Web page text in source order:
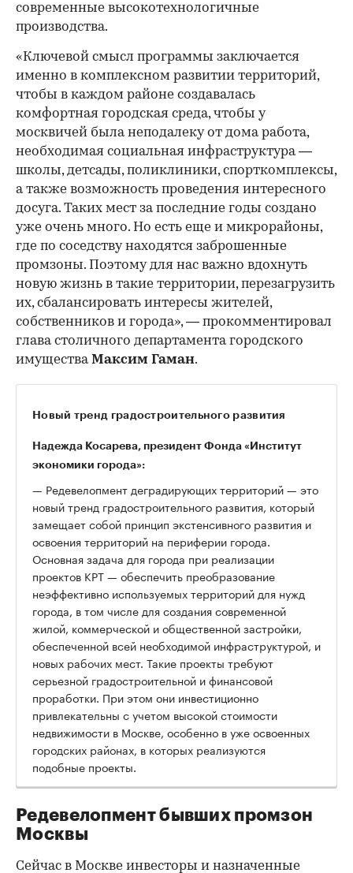
современные высокотехнологичные
производства.
«Ключевой смысл программы заключается
именно в комплексном развитии территорий,
чтобы в каждом районе создавалась
комфортная городская среда, чтобы у
москвичей была неподалеку от дома работа,
необходимая социальная инфраструктура —
школы, детсады, поликлиники, спорткомплексы,
а также возможность проведения интересного
досуга. Таких мест за последние годы создано
уже очень много. Но есть еще и микрорайоны,
где по соседству находятся заброшенные
промзоны. Поэтому для нас важно вдохнуть
новую жизнь в такие территории, перезагрузить
их, сбалансировать интересы жителей,
собственников и города», — прокомментировал
глава столичного департамента городского
имуществаМаксим Гаман.
Новый тренд градостроительного развития
Надежда Косарева, президент Фонда «Институт
экономики города»:
— Редевелопмент деградирующих территорий — это
новый тренд градостроительного развития, который
замещает собой принцип экстенсивного развития и
освоения территорий на периферии города.
Основная задача для города при реализации
проектов КРТ — обеспечить преобразование
неэффективно используемых территорий для нужд
города, в том числе для создания современной
жилой, коммерческой и общественной застройки,
обеспеченной всей необходимой инфраструктурой, и
новых рабочих мест. Такие проекты требуют
серьезной градостроительной и финансовой
проработки. При этом они инвестиционно
привлекательны с учетом высокой стоимости
недвижимости в Москве, особенно в уже освоенных
городских районах, в которых реализуются
подобные проекты.
Редевелопмент бывших промзон
Москвы
Сейчас в Москве инвесторы и назначенные